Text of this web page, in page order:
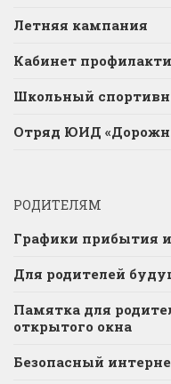
Летняя кампания
Кабинет
Школьный
Отряд ЮИД
РОДИТЕЛЯМ
Графики прибытия
Для родителей
Памятка для
открытого окна
Безопасный